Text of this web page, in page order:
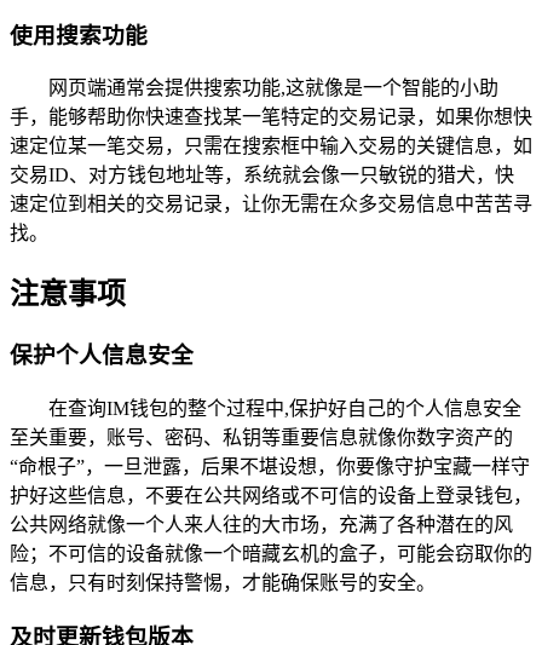
使用搜索功能
网页端通常会提供搜索功能,这就像是一个智能的小助
手，能够帮助你快速查找某一笔特定的交易记录，如果你想快
速定位某一笔交易，只需在搜索框中输入交易的关键信息，如
交易ID、对方钱包地址等，系统就会像一只敏锐的猎犬，快
速定位到相关的交易记录，让你无需在众多交易信息中苦苦寻
找。
注意事项
保护个人信息安全
在查询IM钱包的整个过程中,保护好自己的个人信息安全
至关重要，账号、密码、私钥等重要信息就像你数字资产的
“命根子”，一旦泄露，后果不堪设想，你要像守护宝藏一样守
护好这些信息，不要在公共网络或不可信的设备上登录钱包，
公共网络就像一个人来人往的大市场，充满了各种潜在的风
险；不可信的设备就像一个暗藏玄机的盒子，可能会窃取你的
信息，只有时刻保持警惕，才能确保账号的安全。
及时更新钱包版本